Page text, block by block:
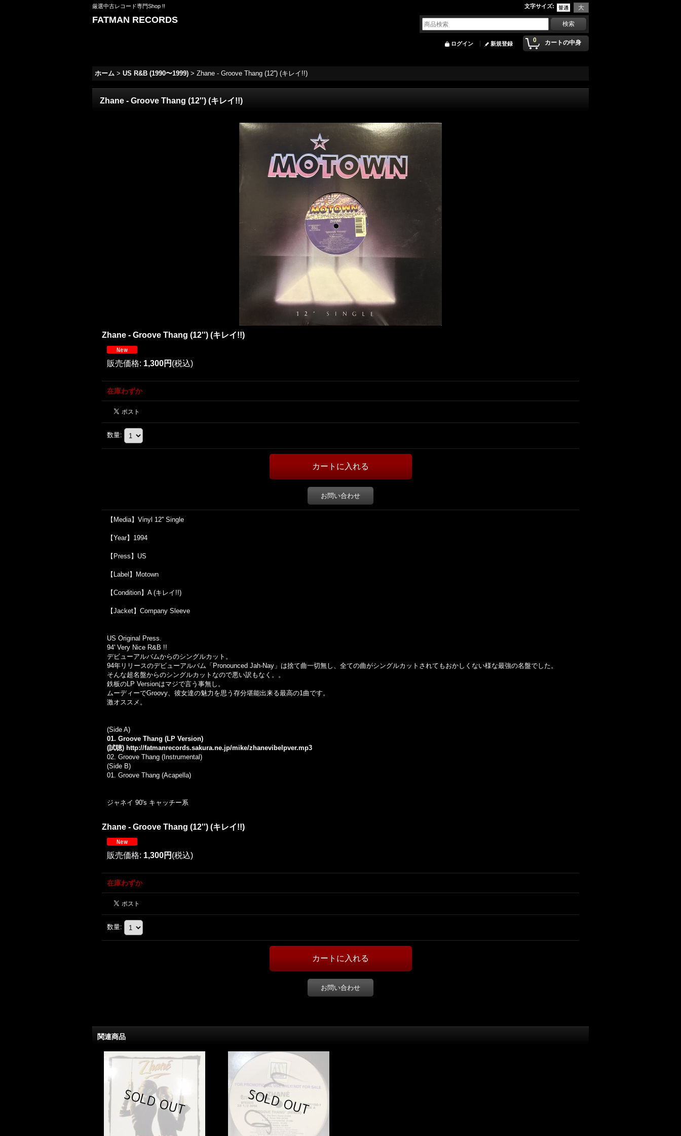
厳選中古レコード専門Shop !! 文字サイズ:
FATMAN RECORDS
0 カートの中身
ログイン 新規登録
ホーム > US R&B (1990〜1999) > Zhane - Groove Thang (12'') (キレイ!!)
Zhane - Groove Thang (12'') (キレイ!!)
Zhane - Groove Thang (12'') (キレイ!!)
販売価格: 1,300円 (税込)
在庫わずか
数量:
お問い合わせ
【Media】Vinyl 12'' Single
【Year】1994
【Press】US
【Label】Motown
【Condition】A (キレイ!!)
【Jacket】Company Sleeve
US Original Press.
94' Very Nice R&B !!
デビューアルバムからのシングルカット。
94年リリースのデビューアルバム「Pronounced Jah-Nay」は捨て曲一切無し、全ての曲がシングルカットされてもおかしくない様な最強の名盤でした。
そんな超名盤からのシングルカットなので悪い訳もなく。。
鉄板のLP Versionはマジで言う事無し。
ムーディーでGroovy、彼女達の魅力を思う存分堪能出来る最高の1曲です。
激オススメ。
(Side A)
01. Groove Thang (LP Version)
(試聴) http://fatmanrecords.sakura.ne.jp/mike/zhanevibelpver.mp3
02. Groove Thang (Instrumental)
(Side B)
01. Groove Thang (Acapella)
ジャネイ 90's キャッチー系
Zhane - Groove Thang (12'') (キレイ!!)
販売価格: 1,300円 (税込)
在庫わずか
数量:
お問い合わせ
関連商品